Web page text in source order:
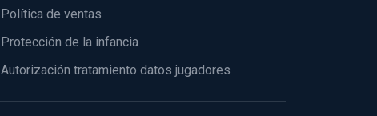
Política de ventas
Protección de la infancia
Autorización tratamiento datos jugadores